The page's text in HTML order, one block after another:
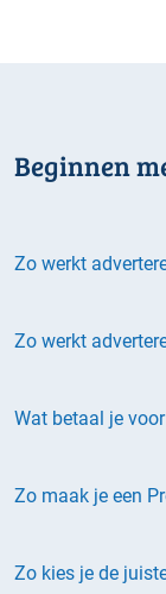
Beginnen
Zo werkt
Zo werkt
Wat betaal je
Zo maak je een
Zo kies je de